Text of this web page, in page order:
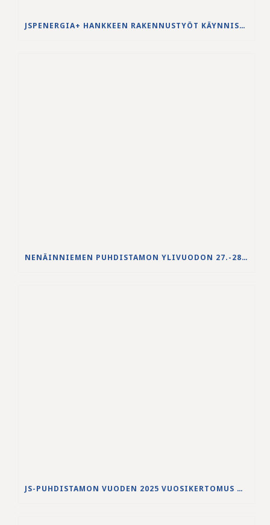
JSPENERGIA+ HANKKEEN RAKENNUSTYÖT KÄYNNISTYVÄT LOUHINTATÖILLÄ
NENÄINNIEMEN PUHDISTAMON YLIVUODON 27.-28.5.2026 VESISTÖVAIKUTUKSET
JS-PUHDISTAMON VUODEN 2025 VUOSIKERTOMUS ON JULKAISTU